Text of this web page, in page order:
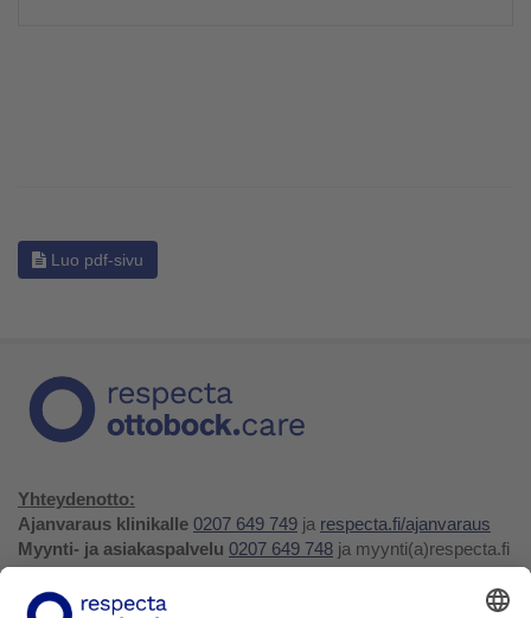
Luo pdf-sivu
Yhteydenotto:
Ajanvaraus klinikalle 0207 649 749 ja respecta.fi/ajanvaraus
Myynti- ja asiakaspalvelu 0207 649 748 ja myynti(a)respecta.fi
Huolto- ja varaosapalvelu 0207 649 747, huolto(a)respecta.fi
tai huollon ja varaosien